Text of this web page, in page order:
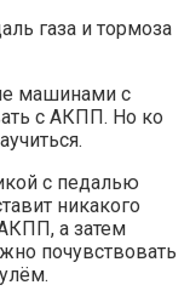
машинами с
с АКПП. Но ко
с педалью
никакого
а затем
почувствовать